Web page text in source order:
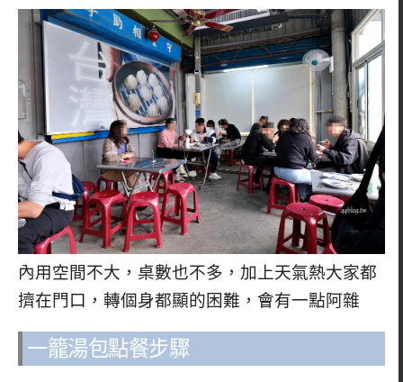
內用空間不大，桌數也不多，加上天氣熱大家都
擠在門口，轉個身都顯的困難，會有一點阿雜
一籠湯包點餐步驟